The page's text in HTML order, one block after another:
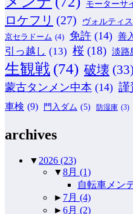
モーターサ
ロケフリ (27) ヴォルティス
京セラドーム (4) 免許 (14) 善
引っ越し (13) 桜 (18) 淡路
生観戦 (74) 破壊 (33)
蒙古タンメン中本 (14) 謹
車検 (9) 門入ダム (5) 防湿庫 (3)
archives
▼ 2026 (23)
▼8月 (1)
自転車メン
► 7月 (4)
►6月 (2)